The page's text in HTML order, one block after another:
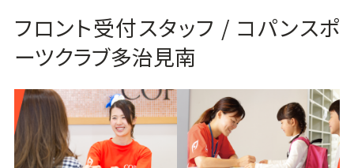
フロント受付スタッフ / コパンスポ
ーツクラブ多治見南